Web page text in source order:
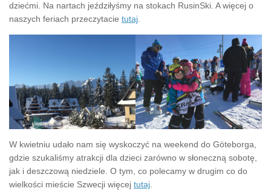
dziećmi. Na nartach jeździłyśmy na stokach RusinSki. A więcej o
naszych feriach przeczytacie tutaj.
W kwietniu udało nam się wyskoczyć na weekend do Göteborga,
gdzie szukaliśmy atrakcji dla dzieci zarówno w słoneczną sobotę,
jak i deszczową niedziele. O tym, co polecamy w drugim co do
wielkości mieście Szwecji więcej tutaj.